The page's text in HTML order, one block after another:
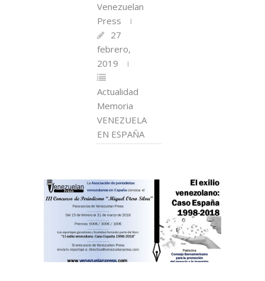
Venezuelan
Press
27
febrero,
2019
Actualidad
Memoria
VENEZUELA
EN ESPAÑA